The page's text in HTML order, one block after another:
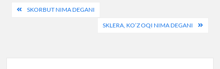
PostSKORBUT NIMA DEGANI
SKLERA, KO’Z OQI NIMA DEGANI